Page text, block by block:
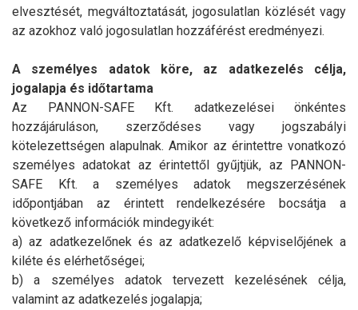
elvesztését, megváltoztatását, jogosulatlan közlését vagy
az azokhoz való jogosulatlan hozzáférést eredményezi.
A személyes adatok köre, az adatkezelés célja,
jogalapja és időtartama
Az PANNON-SAFE Kft. adatkezelései önkéntes
hozzájáruláson, szerződéses vagy jogszabályi
kötelezettségen alapulnak. Amikor az érintettre vonatkozó
személyes adatokat az érintettől gyűjtjük, az PANNON-
SAFE Kft. a személyes adatok megszerzésének
időpontjában az érintett rendelkezésére bocsátja a
következő információk mindegyikét:
a) az adatkezelőnek és az adatkezelő képviselőjének a
kiléte és elérhetőségei;
b) a személyes adatok tervezett kezelésének célja,
valamint az adatkezelés jogalapja;